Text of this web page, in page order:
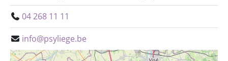
04 268 11 11
info@psyliege.be